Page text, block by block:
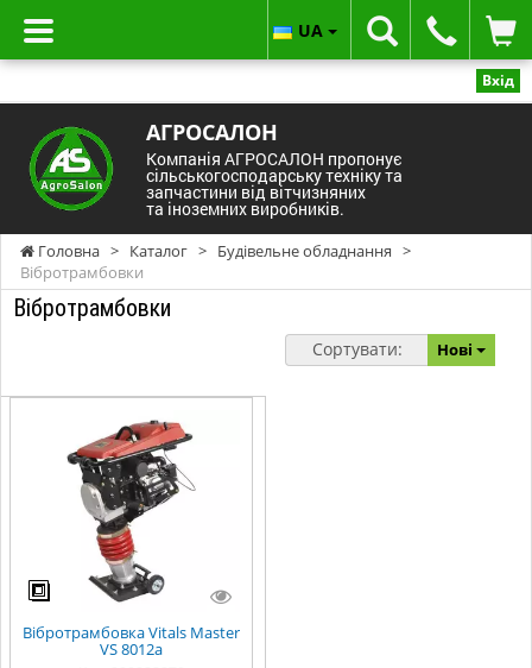
Вхід
АГРОСАЛОН
Компанія АГРОСАЛОН пропонує
сільськогосподарську техніку та
запчастини від вітчизняних
та іноземних виробників.
UA
Головна > Каталог > Будівельне обладнання >
Вібротрамбовки
Вібротрамбовки
Сортувати: Нові
Вібротрамбовка Vitals Master
VS 8012a